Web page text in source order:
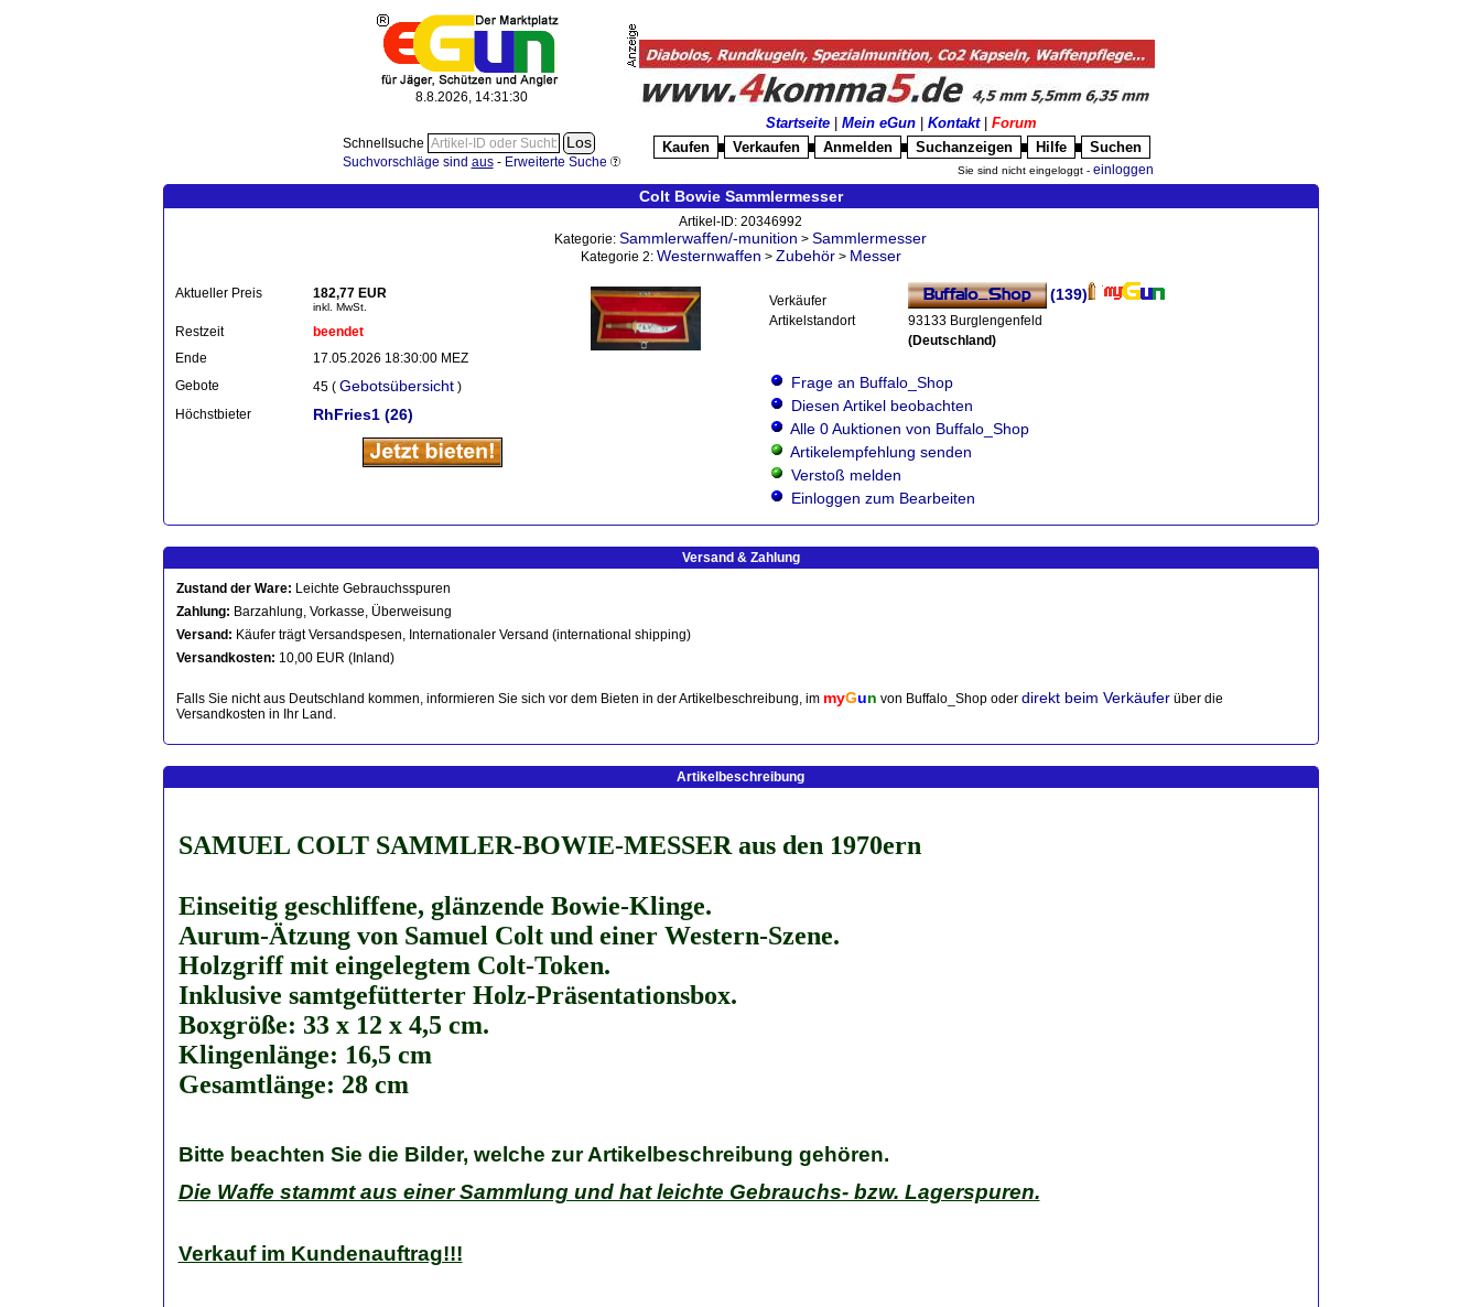
8.8.2026, 14:31:32
Schnellsuche
Suchvorschläge sind aus- Erweiterte Suche
Startseite Mein eGun Kontakt| Forum
Kaufen
Verkaufen Anmelden Suchanzeigen Hilfe Suchen
Sie sind nicht eingeloggt - einloggen
Colt Bowie Sammlermesser
Artikel-ID: 20346992
Kategorie: Sammlerwaffen/-munition > Sammlermesser
Kategorie 2: Westernwaffen > Zubehör> Messer
Aktueller Preis 182,77 EUR
inkl. MwSt.
Restzeit
beendet
Ende
17.05.2026 18:30:00 MEZ
Gebote
45 ( Gebotsübersicht)
Höchstbieter
RhFries1 (26)
Verkäufer (139)
Artikelstandort
93133 Burglengenfeld
(Deutschland)
Frage an Buffalo_Shop
Diesen Artikel beobachten
Alle 0 Auktionen von Buffalo_Shop
Artikelempfehlung senden
Verstoß melden
Einloggen zum Bearbeiten
Versand & Zahlung
Zustand der Ware: Leichte Gebrauchsspuren
Zahlung: Barzahlung, Vorkasse, Überweisung
Versand: Käufer trägt Versandspesen, Internationaler Versand (international shipping)
Versandkosten: 10,00 EUR (Inland)
Falls Sie nicht aus Deutschland kommen, informieren Sie sich vor dem Bieten in der Artikelbeschreibung, im myGun von Buffalo_Shop oder direkt beim Verkäuferüber die
Versandkosten in Ihr Land.
Artikelbeschreibung
SAMUEL COLT SAMMLER-BOWIE-MESSER aus den 1970ern
Einseitig geschliffene, glänzende Bowie-Klinge.
Aurum-Ätzung von Samuel Colt und einer Western-Szene.
Holzgriff mit eingelegtem Colt-Token.
Inklusive samtgefütterter Holz-Präsentationsbox.
Boxgröße: 33 x 12 x 4,5 cm.
Klingenlänge: 16,5 cm
Gesamtlänge: 28 cm
Bitte beachten Sie die Bilder, welche zur Artikelbeschreibung gehören.
Die Waffe stammt aus einer Sammlung und hat leichte Gebrauchs- bzw. Lagerspuren.
Verkauf im Kundenauftrag!!!